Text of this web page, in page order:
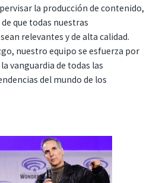
la producción de contenido,
que todas nuestras
relevantes y de alta calidad.
nuestro equipo se esfuerza por
vanguardia de todas las
del mundo de los